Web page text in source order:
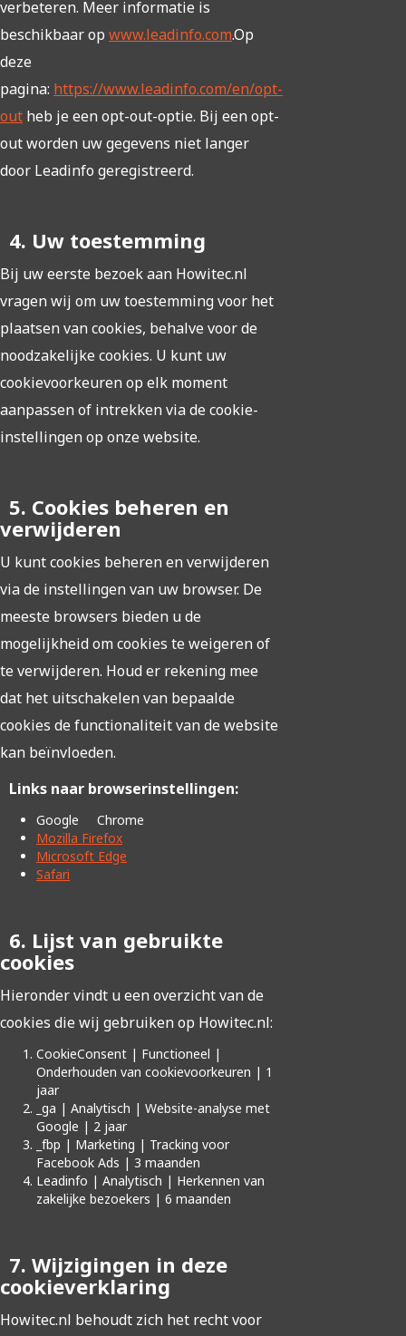
verbeteren. Meer informatie is
beschikbaar op www.leadinfo.com.Op
deze
pagina: https://www.leadinfo.com/en/opt-
out heb je een opt-out-optie. Bij een opt-
out worden uw gegevens niet langer
door Leadinfo geregistreerd.
4. Uw toestemming
Bij uw eerste bezoek aan Howitec.nl
vragen wij om uw toestemming voor het
plaatsen van cookies, behalve voor de
noodzakelijke cookies. U kunt uw
cookievoorkeuren op elk moment
aanpassen of intrekken via de cookie-
instellingen op onze website.
5. Cookies beheren en
verwijderen
U kunt cookies beheren en verwijderen
via de instellingen van uw browser. De
meeste browsers bieden u de
mogelijkheid om cookies te weigeren of
te verwijderen. Houd er rekening mee
dat het uitschakelen van bepaalde
cookies de functionaliteit van de website
kan beïnvloeden.
Links naar browserinstellingen:
Google Chrome
Mozilla Firefox
Microsoft Edge
Safari
6. Lijst van gebruikte
cookies
Hieronder vindt u een overzicht van de
cookies die wij gebruiken op Howitec.nl:
CookieConsent | Functioneel |
Onderhouden van cookievoorkeuren | 1
jaar
_ga | Analytisch | Website-analyse met
Google | 2 jaar
_fbp | Marketing | Tracking voor
Facebook Ads | 3 maanden
Leadinfo | Analytisch | Herkennen van
zakelijke bezoekers | 6 maanden
7. Wijzigingen in deze
cookieverklaring
Howitec.nl behoudt zich het recht voor